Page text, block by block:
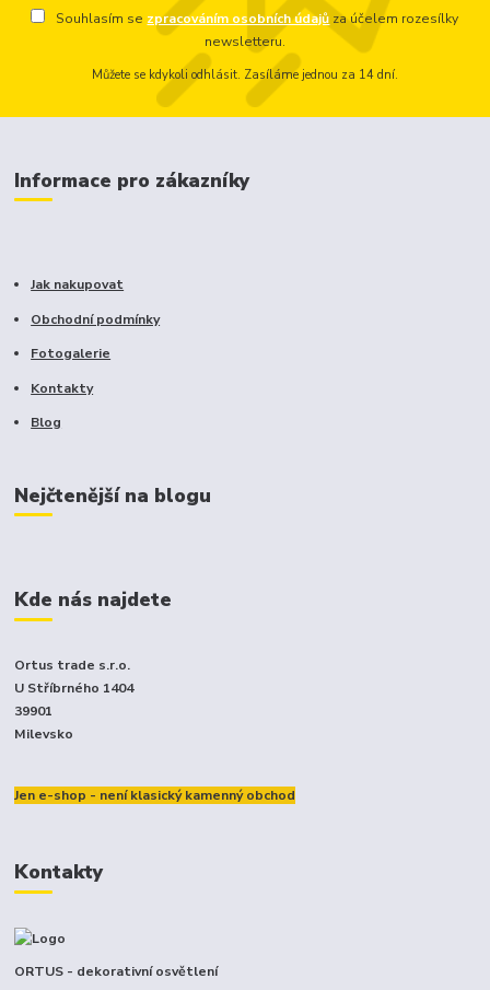
Souhlasím se zpracováním osobních údajů za účelem rozesílky
newsletteru.
Můžete se kdykoli odhlásit. Zasíláme jednou za 14 dní.
Informace pro zákazníky
Jak nakupovat
Obchodní podmínky
Fotogalerie
Kontakty
Blog
Nejčtenější na blogu
Kde nás najdete
Ortus trade s.r.o.
U Stříbrného 1404
39901
Milevsko
Jen e-shop - není klasický kamenný obchod
Kontakty
ORTUS - dekorativní osvětlení